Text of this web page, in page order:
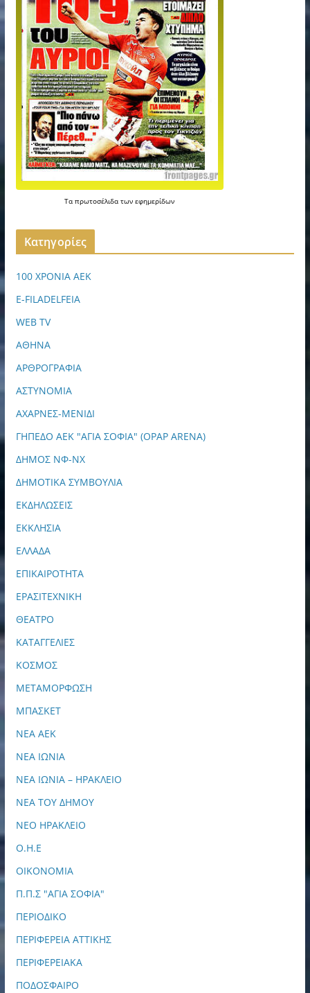
Ταπρωτοσέλιδατωνεφημερίδων
Kατηγορίες
100 ΧΡΟΝΙΑ ΑΕΚ
E-FILADELFEIA
WEB TV
ΑΘΗΝΑ
ΑΡΘΡΟΓΡΑΦΙΑ
ΑΣΤΥΝΟΜΙΑ
ΑΧΑΡΝΕΣ-ΜΕΝΙΔΙ
ΓΗΠΕΔΟ ΑΕΚ "ΑΓΙΑ ΣΟΦΙΑ" (OPAP ARENA)
ΔΗΜΟΣ ΝΦ-ΝΧ
ΔΗΜΟΤΙΚΑ ΣΥΜΒΟΥΛΙΑ
ΕΚΔΗΛΩΣΕΙΣ
ΕΚΚΛΗΣΙΑ
ΕΛΛΑΔΑ
ΕΠΙΚΑΙΡΟΤΗΤΑ
ΕΡΑΣΙΤΕΧΝΙΚΗ
ΘΕΑΤΡΟ
ΚΑΤΑΓΓΕΛΙΕΣ
ΚΟΣΜΟΣ
ΜΕΤΑΜΟΡΦΩΣΗ
ΜΠΑΣΚΕΤ
ΝΕΑ ΑΕΚ
ΝΕΑ ΙΩΝΙΑ
ΝΕΑ ΙΩΝΙΑ – ΗΡΑΚΛΕΙΟ
ΝΕΑ ΤΟΥ ΔΗΜΟΥ
ΝΕΟ ΗΡΑΚΛΕΙΟ
Ο.Η.Ε
ΟΙΚΟΝΟΜΙΑ
Π.Π.Σ "ΑΓΙΑ ΣΟΦΙΑ"
ΠΕΡΙΟΔΙΚΟ
ΠΕΡΙΦΕΡΕΙΑ ΑΤΤΙΚΗΣ
ΠΕΡΙΦΕΡΕΙΑΚΑ
ΠΟΔΟΣΦΑΙΡΟ